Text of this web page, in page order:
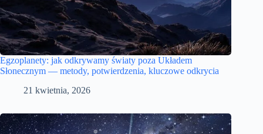
Egzoplanety: jak odkrywamy światy poza Układem
Słonecznym — metody, potwierdzenia, kluczowe odkrycia
21 kwietnia, 2026